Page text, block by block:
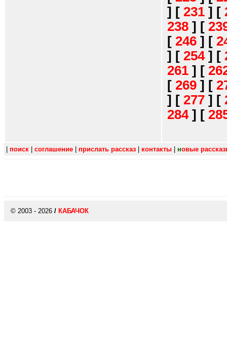
] [ 231 ] [
238 ] [
[ 246 ] [
] [ 254] [
261 ] [
[ 269 ] [
] [ 277 ] [
284] [
поиск соглашение прислать рассказ контакты новые
© 2003 - 2026 / КАБАЧОК